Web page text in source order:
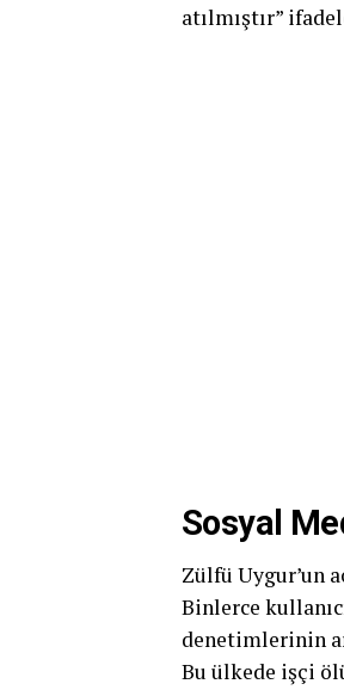
atılmıştır”
Sosyal
Zülfü Uygur’un
Binlerce
denetimlerinin
Bu ülkede işçi